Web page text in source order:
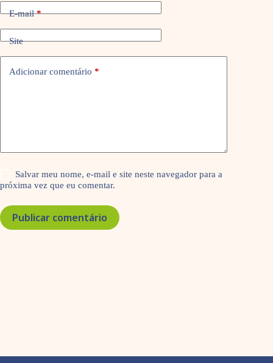
E-mail*
Site
Adicionar comentário *
Salvar meu nome, e-mail e site neste navegador para a
próxima vez que eu comentar.
Publicar comentário